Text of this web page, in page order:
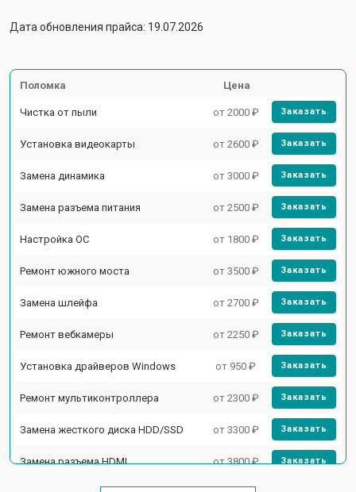
Дата обновления прайса: 19.07.2026
Поломка Цена
Чистка от пыли от 2000 ₽ Заказать
Установка видеокарты от 2600 ₽ Заказать
Замена динамика от 3000 ₽ Заказать
Замена разъема питания от 2500 ₽ Заказать
Настройка ОС от 1800 ₽ Заказать
Ремонт южного моста от 3500 ₽ Заказать
Замена шлейфа от 2700 ₽ Заказать
Ремонт вебкамеры от 2250 ₽ Заказать
Установка драйверов Windows от 950 ₽ Заказать
Ремонт мультиконтроллера от 2300 ₽ Заказать
Замена жесткого диска HDD/SSD от 3300 ₽ Заказать
Замена разъема HDMI от 3800 ₽ Заказать